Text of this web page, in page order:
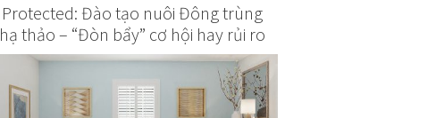
Protected: Đào tạo nuôi Đông trùng
hạ thảo – “Đòn bẩy” cơ hội hay rủi ro